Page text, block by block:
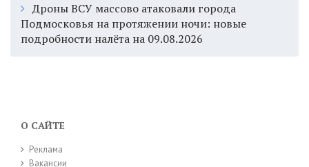
Дроны ВСУ массово атаковали города
Подмосковья на протяжении ночи: новые
подробности налёта на 09.08.2026
О САЙТЕ
Реклама
Вакансии